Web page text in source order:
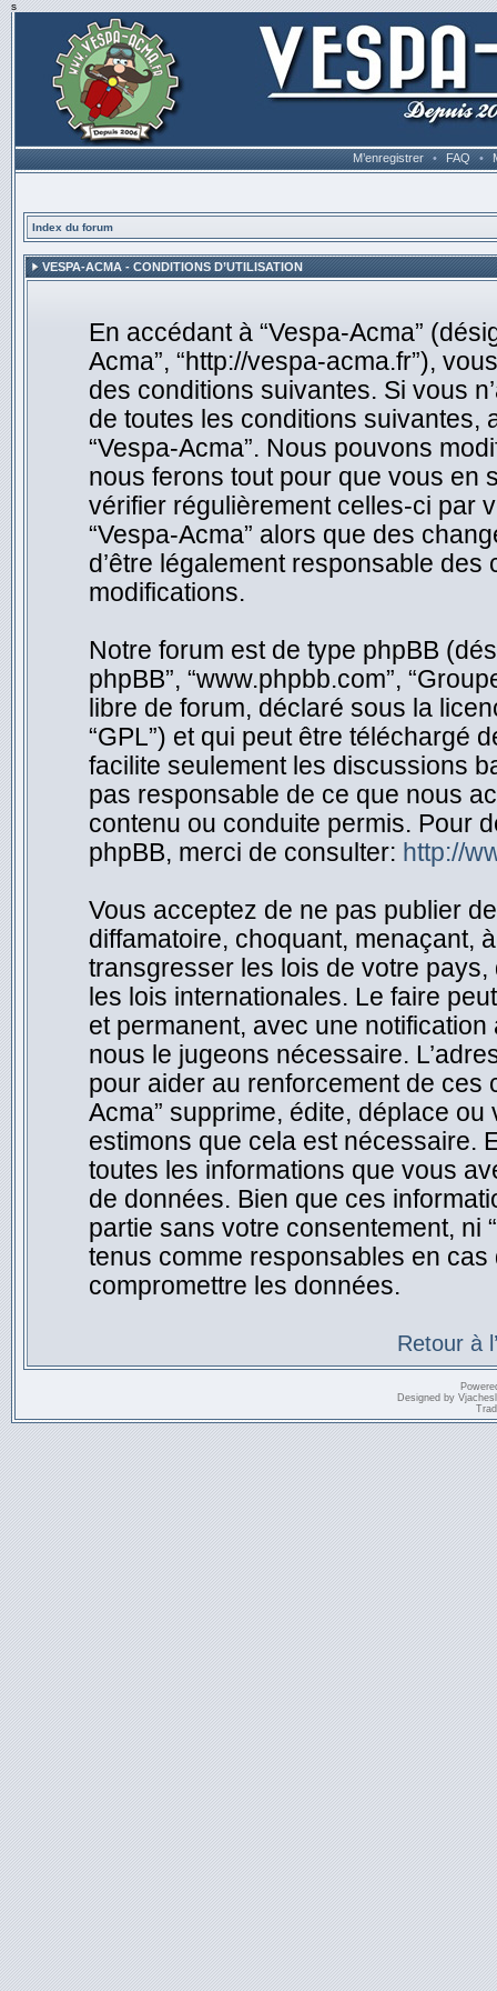
s
M’enregistrer • FAQ •
Index du forum
VESPA-ACMA - CONDITIONS D’UTILISATION
En accédant à “Vespa-Acma”
Acma”, “http://vespa-acma.fr”),
des conditions suivantes. Si vous
de toutes les conditions suivantes,
“Vespa-Acma”. Nous pouvons
nous ferons tout pour que vous en
vérifier régulièrement celles-ci par
“Vespa-Acma” alors que des
d’être légalement responsable
modifications.
Notre forum est de type phpBB
phpBB”, “www.phpbb.com”,
libre de forum, déclaré sous la
“GPL”) et qui peut être téléchargé
facilite seulement les discussions
pas responsable de ce que nous
contenu ou conduite permis. Pour
phpBB, merci de consulter: http://
Vous acceptez de ne pas publier
diffamatoire, choquant, menaçant,
transgresser les lois de votre pays,
les lois internationales. Le faire
et permanent, avec une
nous le jugeons nécessaire.
pour aider au renforcement de ces
Acma” supprime, édite, déplace
estimons que cela est nécessaire.
toutes les informations que vous
de données. Bien que ces
partie sans votre consentement, ni
tenus comme responsables en
compromettre les données.
Retour à
Designed by